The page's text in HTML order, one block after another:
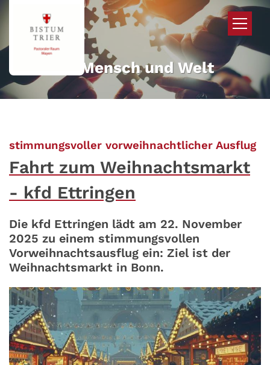
Zum Inhalt springen
Mehr für Mensch und Welt
stimmungsvoller vorweihnachtlicher Ausflug:
Fahrt zum Weihnachtsmarkt
- kfd Ettringen
Die kfd Ettringen lädt am 22. November
2025 zu einem stimmungsvollen
Vorweihnachtsausflug ein: Ziel ist der
Weihnachtsmarkt in Bonn.